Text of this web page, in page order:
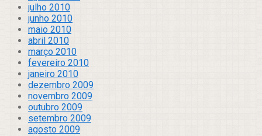
julho 2010
junho 2010
maio 2010
abril 2010
março 2010
fevereiro 2010
janeiro 2010
dezembro 2009
novembro 2009
outubro 2009
setembro 2009
agosto 2009